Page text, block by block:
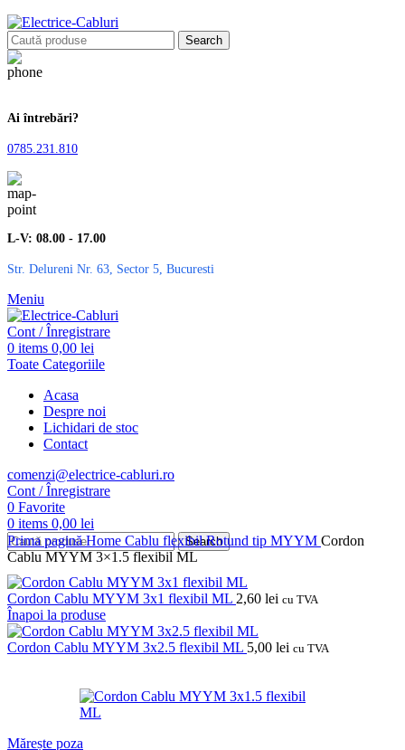
Search
Ai întrebări?
0785.231.810
L-V: 08.00 - 17.00
Str. Delureni Nr. 63, Sector 5, Bucuresti
Meniu
Cont / Înregistrare
0 items 0,00 lei
Toate Categoriile
Acasa
Despre noi
Lichidari de stoc
Contact
comenzi@electrice-cabluri.ro
Cont / Înregistrare
0 Favorite
0 items 0,00 lei
Search
Prima paginăHome Cablu flexibilRotund tip MYYM Cordon
Cablu MYYM 3×1.5 flexibil ML
Cordon Cablu MYYM 3x1 flexibil ML 2,60 lei cu TVA
Înapoi la produse
Cordon Cablu MYYM 3x2.5 flexibil ML 5,00 lei cu TVA
Mărește poza